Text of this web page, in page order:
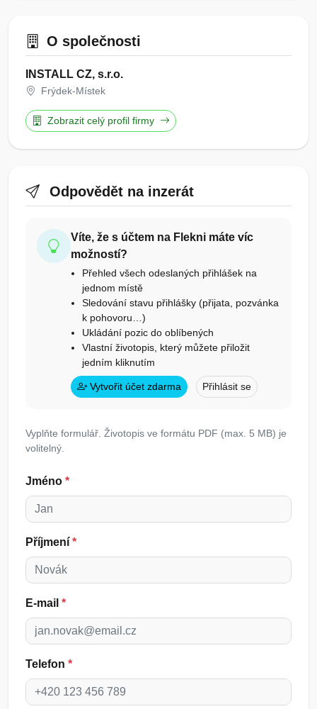
O společnosti
INSTALL CZ, s.r.o.
Frýdek-Místek
Zobrazit celý profil firmy
Odpovědět na inzerát
Víte, že s účtem na Flekni máte víc
možností?
Přehled všech odeslaných přihlášek na
jednom místě
Sledování stavu přihlášky (přijata, pozvánka
k pohovoru…)
Ukládání pozic do oblíbených
Vlastní životopis, který můžete přiložit
jedním kliknutím
Vytvořit účet zdarma Přihlásit se
Vyplňte formulář. Životopis ve formátu PDF (max. 5 MB) je
volitelný.
Jméno *
Příjmení *
E-mail *
Telefon *